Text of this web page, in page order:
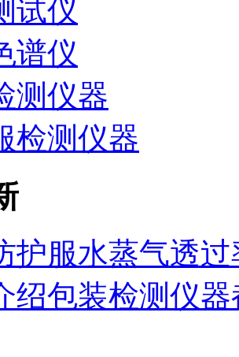
试仪
谱仪
测仪器
检测仪器
护服水蒸气透
绍包装检测仪